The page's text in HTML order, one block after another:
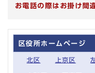
お電話の際はお掛け間
区役所ホームページ
北区 上京区